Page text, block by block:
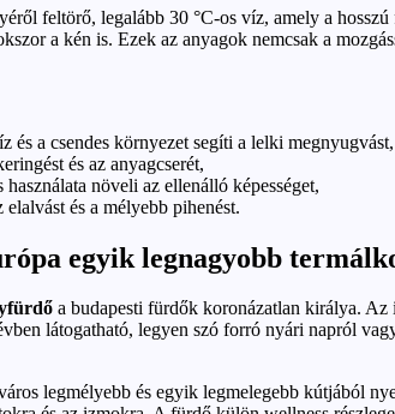
feltörő, legalább 30 °C-os víz, amely a
a kén is. Ezek az anyagok nemcsak a
és a csendes környezet segíti a lelki megnyugvást,
és az anyagcserét,
használata növeli az ellenálló képességet,
elalvást és a mélyebb pihenést.
egyik legnagyobb
a budapesti fürdők koronázatlan királya. Az
látogatható, legyen szó forró nyári napról
legmélyebb és egyik legmelegebb kútjából